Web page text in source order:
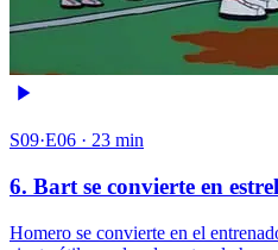
S09·E06 · 23 min
6. Bart se convierte en
Homero se convierte en el